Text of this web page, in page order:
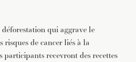
qui aggrave le
risques de cancer liés à la
recevront des recettes